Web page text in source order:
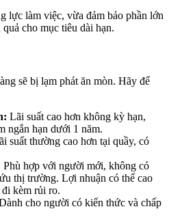
lực làm việc, vừa đảm bảo phần lớn
cho mục tiêu dài hạn.
sẽ bị lạm phát ăn mòn. Hãy để
Lãi suất cao hơn không kỳ hạn,
ngắn hạn dưới 1 năm.
suất thường cao hơn tại quầy, có
Phù hợp với người mới, không có
thị trường. Lợi nhuận có thể cao
kèm rủi ro.
cho người có kiến thức và chấp